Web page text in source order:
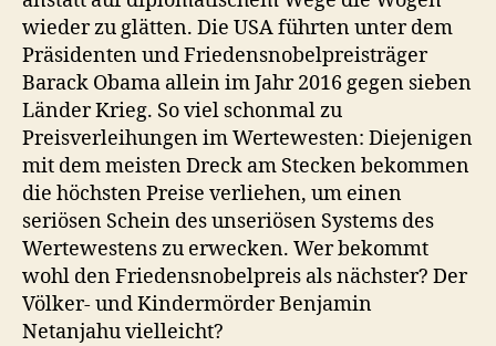
wieder zu glätten. Die USA führten unter dem
Präsidenten und Friedensnobelpreisträger
Barack Obama allein im Jahr 2016 gegen sieben
Länder Krieg. So viel schonmal zu
Preisverleihungen im Wertewesten: Diejenigen
mit dem meisten Dreck am Stecken bekommen
die höchsten Preise verliehen, um einen
seriösen Schein des unseriösen Systems des
Wertewestens zu erwecken. Wer bekommt
wohl den Friedensnobelpreis als nächster? Der
Völker- und Kindermörder Benjamin
Netanjahu vielleicht?